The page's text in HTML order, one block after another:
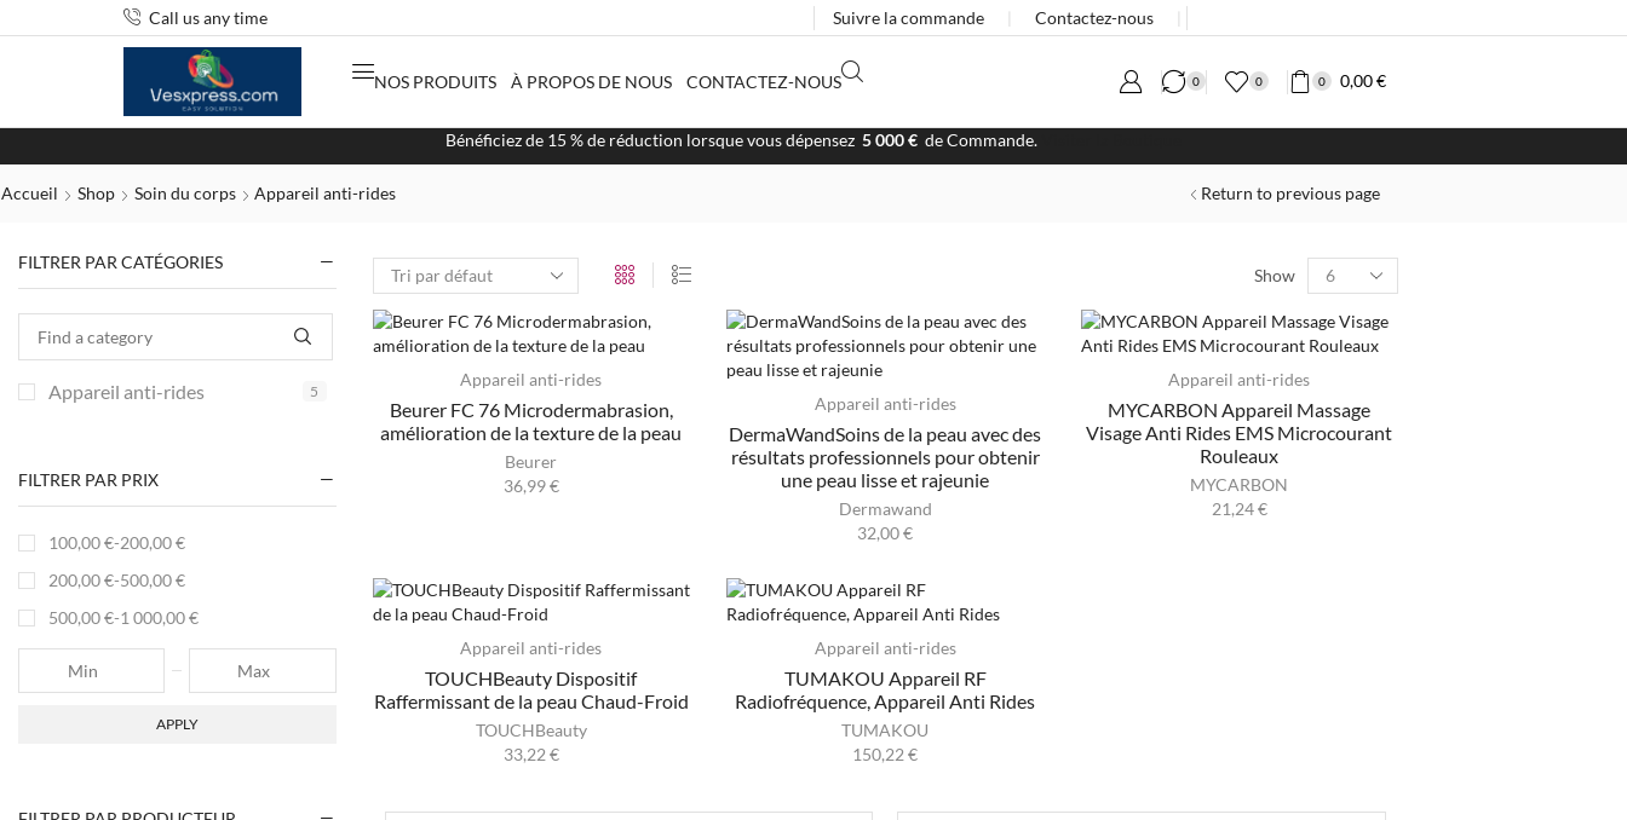
Call us any time Suivre la commande Contactez-nous
NOS PRODUITS À PROPOS DE NOUS CONTACTEZ-NOUS 0 0 0 0,00€
Bénéficiez de 15 % de réduction lorsque vous dépensez 5 000 € de Commande.
Accueil Shop Soin du corps Appareil anti-rides Return to previous page
FILTRER PAR CATÉGORIES
Appareil anti-rides 5
FILTRER PAR PRIX
100,00€-200,00€
200,00€-500,00€
500,00€-1 000,00€
APPLY
Show
Appareil anti-rides
Beurer FC 76 Microdermabrasion,
amélioration de la texture de la peau
Beurer
36,99€
Appareil anti-rides
DermaWandSoins de la peau avec des
résultats professionnels pour obtenir
une peau lisse et rajeunie
Dermawand
32,00€
Appareil anti-rides
MYCARBON Appareil Massage
Visage Anti Rides EMS Microcourant
Rouleaux
MYCARBON
21,24€
Appareil anti-rides
TOUCHBeauty Dispositif
Raffermissant de la peau Chaud-Froid
TOUCHBeauty
33,22 €
Appareil anti-rides
TUMAKOU Appareil RF
Radiofréquence, Appareil Anti Rides
TUMAKOU
150,22€